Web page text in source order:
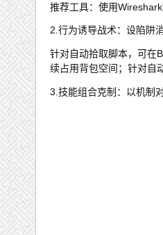
推荐工具：使用
2.行为诱导战术：设陷阱
针对自动拾取脚本，可在
续占用背包空间；针对自
3.技能组合克制：以机制